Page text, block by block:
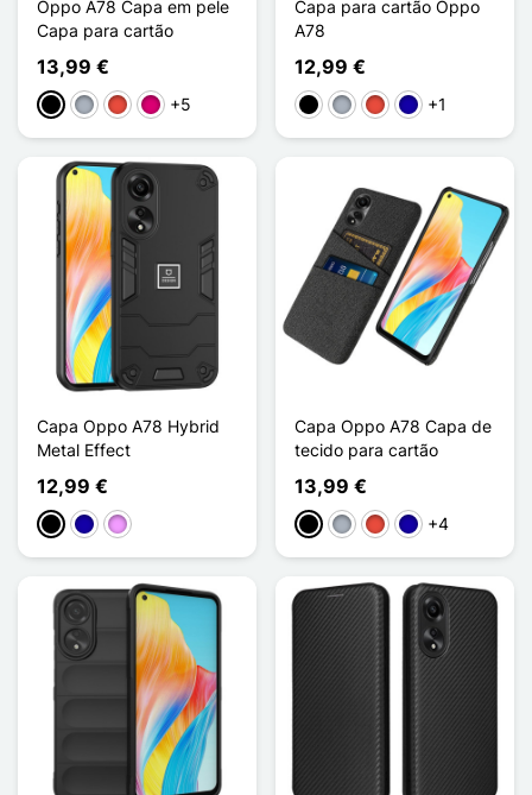
Oppo A78 Capa em pele
Capa para cartão
13,99 €
PretoCinzentoVermelho
Magenta
+5
Capa para cartão Oppo
A78
12,99 €
PretoCinzentoVermelhoAzul Escuro
+1
Capa Oppo A78 Hybrid
Metal Effect
12,99 €
PretoAzul Escuro
Violeta ligeira
Capa Oppo A78 Capa de
tecido para cartão
13,99 €
PretoCinzentoVermelhoAzul Escuro
+4